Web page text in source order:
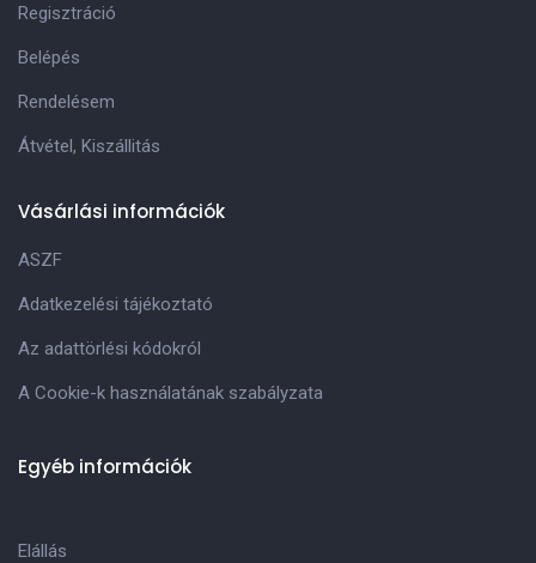
Regisztráció
Belépés
Rendelésem
Átvétel, Kiszállitás
Vásárlási információk
ASZF
Adatkezelési tájékoztató
Az adattörlési kódokról
A Cookie-k használatának szabályzata
Egyéb információk
Elállás